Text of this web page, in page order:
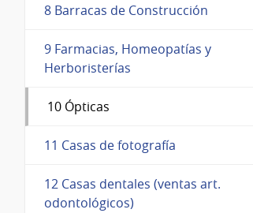
8 Barracas de Construcción
9 Farmacias, Homeopatías y
Herboristerías
10 Ópticas
11 Casas de fotografía
12 Casas dentales (ventas art.
odontológicos)